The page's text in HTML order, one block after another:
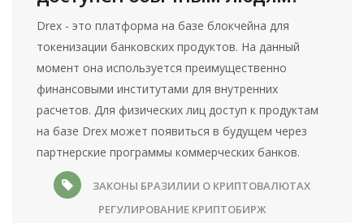
Drex - это платформа на базе блокчейна для
токенизации банковских продуктов. На данный
момент она используется преимущественно
финансовыми институтами для внутренних
расчетов. Для физических лиц доступ к продуктам
на базе Drex может появиться в будущем через
партнерские программы коммерческих банков.
ЗАКОНЫ БРАЗИЛИИ О КРИПТОВАЛЮТАХ
РЕГУЛИРОВАНИЕ КРИПТОБИРЖ